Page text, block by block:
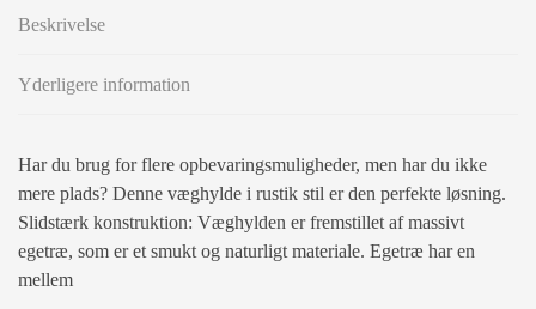
Beskrivelse
Yderligere information
Har du brug for flere opbevaringsmuligheder, men har du ikke
mere plads? Denne væghylde i rustik stil er den perfekte løsning.
Slidstærk konstruktion: Væghylden er fremstillet af massivt
egetræ, som er et smukt og naturligt materiale. Egetræ har en
mellem